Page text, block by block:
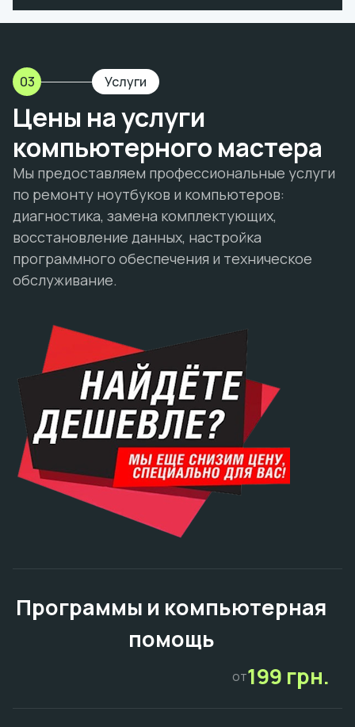
03 Услуги
Цены на услуги
компьютерного мастера
Мы предоставляем профессиональные услуги
по ремонту ноутбуков и компьютеров:
диагностика, замена комплектующих,
восстановление данных, настройка
программного обеспечения и техническое
обслуживание.
Программы и компьютерная
помощь
от199 грн.